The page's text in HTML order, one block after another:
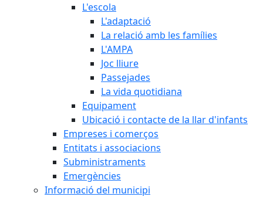
L'escola
L'adaptació
La relació amb les famílies
L'AMPA
Joc lliure
Passejades
La vida quotidiana
Equipament
Ubicació i contacte de la llar d'infants
Empreses i comerços
Entitats i associacions
Subministraments
Emergències
Informació del municipi